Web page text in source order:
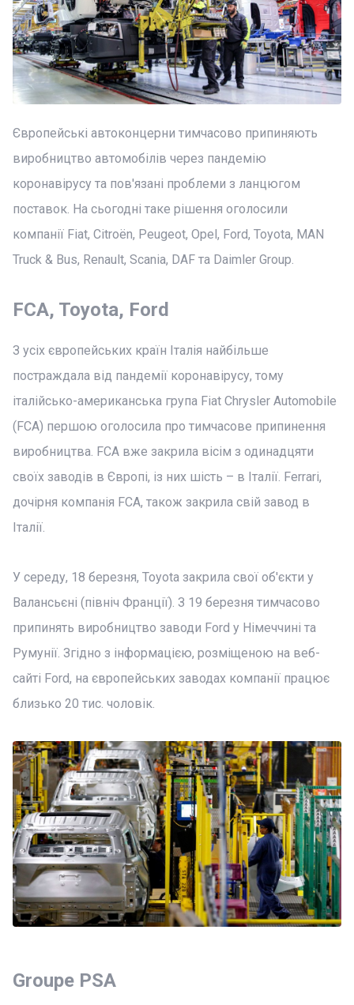
Європейські автоконцерни тимчасово припиняють
виробництво автомобілів через пандемію
коронавірусу та пов'язані проблеми з ланцюгом
поставок. На сьогодні таке рішення оголосили
компанії Fiat, Citroën, Peugeot, Opel, Ford, Toyota, MAN
Truck & Bus, Renault, Scania, DAF та Daimler Group.
FCA, Toyota, Ford
З усіх європейських країн Італія найбільше
постраждала від пандемії коронавірусу, тому
італійсько-американська група Fiat Chrysler Automobile
(FCA) першою оголосила про тимчасове припинення
виробництва. FCA вже закрила вісім з одинадцяти
своїх заводів в Європі, із них шість – в Італії. Ferrari,
дочірня компанія FCA, також закрила свій завод в
Італії.
У середу, 18 березня, Toyota закрила свої об'єкти у
Валансьєні (північ Франції). З 19 березня тимчасово
припинять виробництво заводи Ford у Німеччині та
Румунії. Згідно з інформацією, розміщеною на веб-
сайті Ford, на європейських заводах компанії працює
близько 20 тис. чоловік.
Groupe PSA